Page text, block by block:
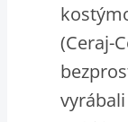
(Ceraj-